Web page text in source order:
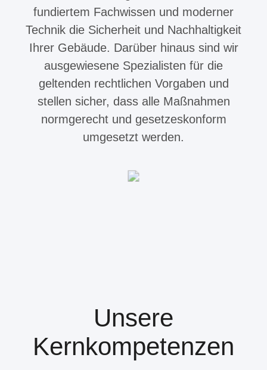
fundiertem Fachwissen und moderner
Technik die Sicherheit und Nachhaltigkeit
Ihrer Gebäude. Darüber hinaus sind wir
ausgewiesene Spezialisten für die
geltenden rechtlichen Vorgaben und
stellen sicher, dass alle Maßnahmen
normgerecht und gesetzeskonform
umgesetzt werden.
Unsere
Kernkompetenzen